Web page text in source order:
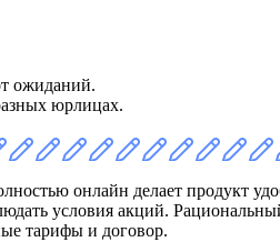
ожиданий.
юрлицах.
онлайн делает продукт
условия акций.
тарифы и договор.